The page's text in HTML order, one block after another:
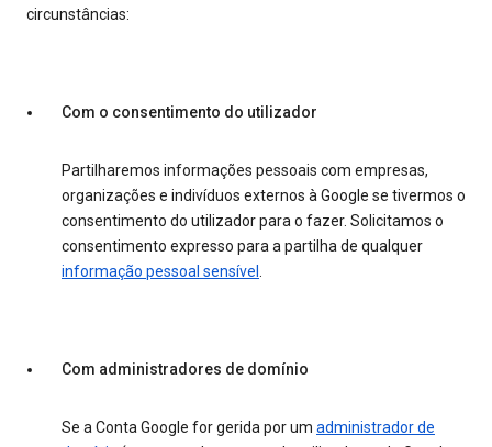
circunstâncias:
Com o consentimento do utilizador
Partilharemos informações pessoais com empresas,
organizações e indivíduos externos à Google se tivermos o
consentimento do utilizador para o fazer. Solicitamos o
consentimento expresso para a partilha de qualquer
informação pessoal sensível .
Com administradores de domínio
Se a Conta Google for gerida por um administrador de